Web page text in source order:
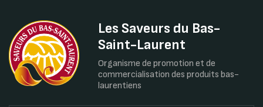
Les Saveurs du Bas-
Saint-Laurent
Organisme de promotion et de
commercialisation des produits bas-
laurentiens